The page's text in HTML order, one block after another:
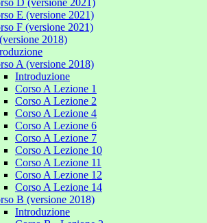
D (versione 2021)
E (versione 2021)
F (versione 2021)
2018)
A (versione 2018)
Introduzione
Corso A Lezione 1
Corso A Lezione 2
Corso A Lezione 4
Corso A Lezione 6
Corso A Lezione 7
Corso A Lezione 10
Corso A Lezione 11
Corso A Lezione 12
Corso A Lezione 14
B (versione 2018)
Introduzione